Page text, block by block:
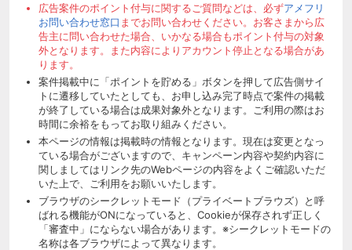
広告案件のポイント付与に関するご質問などは、必ずアメフリ
お問い合わせ窓口 までお問い合わせください。お客さまから広
告主に問い合わせた場合、いかなる場合もポイント付与の対象
外となります。また内容によりアカウント停止となる場合があ
ります。
案件掲載中に「ポイントを貯める」ボタンを押して広告側サイ
トに遷移していたとしても、お申し込み完了時点で案件の掲載
が終了している場合は成果対象外となります。ご利用の際はお
時間に余裕をもってお取り組みください。
本ページの情報は掲載時の情報となります。現在は変更となっ
ている場合がございますので、キャンペーン内容や契約内容に
関しましてはリンク先のWebページの内容をよくご確認いただ
いた上で、ご利用をお願いいたします。
ブラウザのシークレットモード（プライベートブラウズ）と呼
ばれる機能がONになっていると、Cookieが保存されず正しく
「審査中」にならない場合があります。※シークレットモードの
名称は各ブラウザによって異なります。